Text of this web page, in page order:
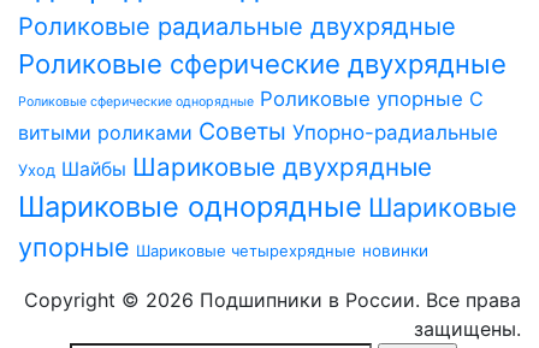
Роликовые радиальные двухрядные
Роликовые сферические двухрядные
Роликовые сферические однорядные Роликовые упорные С
витыми роликами Советы Упорно-радиальные
Уход Шайбы Шариковые двухрядные
Шариковые однорядные Шариковые
упорные Шариковые четырехрядные новинки
Copyright © 2026 Подшипники в России. Все права
защищены.